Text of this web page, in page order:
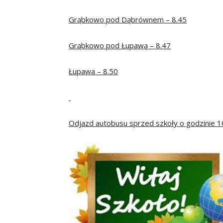
Grąbkowo pod Dąbrównem – 8.45
Grąbkowo pod Łupawą – 8.47
Łupawa – 8.50
Odjazd autobusu sprzed szkoły o godzinie